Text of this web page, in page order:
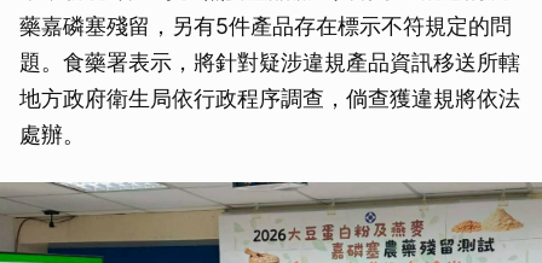
藥嘉磷塞殘留，另有5件產品存在標示不符規定的問
題。食藥署表示，將針對疑涉違規產品資訊移送所轄
地方政府衛生局依行政程序調查，倘查獲違規將依法
處辦。